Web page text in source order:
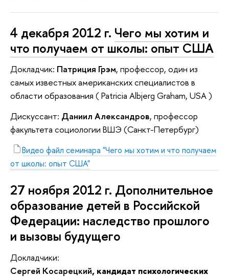
4 декабря 2012 г. Чего мы хотим и
что получаем от школы: опыт США
Докладчик: Патриция Грэм, профессор, один из
самых известных американских специалистов в
области образования ( Patricia Albjerg Graham, USA )
Дискуссант: Даниил Александров, профессор
факультета социологии ВШЭ (Санкт-Петербург)
Видео файл семинара "Чего мы хотим и что получаем
от школы: опыт США"
27 ноября 2012 г. Дополнительное
образование детей в Российской
Федерации: наследство прошлого
и вызовы будущего
Докладчики:
Сергей Косарецкий, кандидат психологических